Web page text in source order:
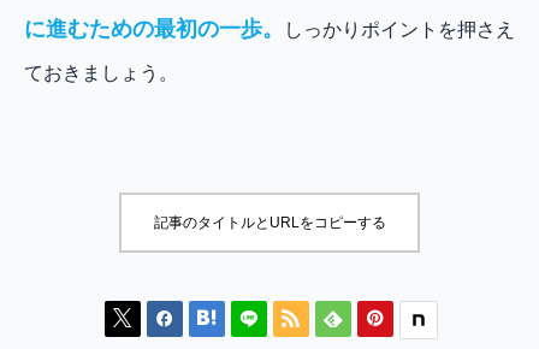
に進むための最初の一歩。
しっかりポイントを押さえ
ておきましょう。
記事のタイトルとURLをコピーする
     